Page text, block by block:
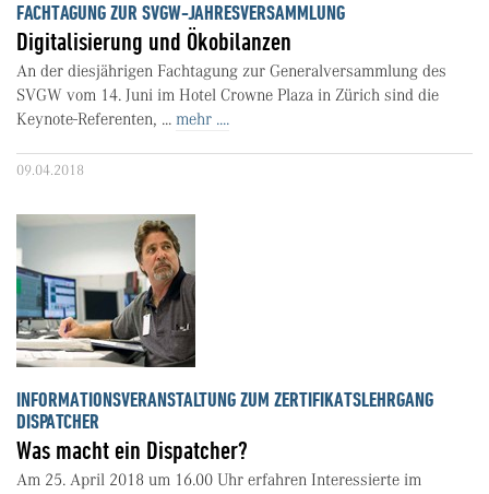
FACHTAGUNG ZUR SVGW-JAHRESVERSAMMLUNG
Digitalisierung und Ökobilanzen
An der diesjährigen Fachtagung zur Generalversammlung des
SVGW vom 14. Juni im Hotel Crowne Plaza in Zürich sind die
Keynote-Referenten, ... mehr ....
09.04.2018
INFORMATIONSVERANSTALTUNG ZUM ZERTIFIKATSLEHRGANG
DISPATCHER
Was macht ein Dispatcher?
Am 25. April 2018 um 16.00 Uhr erfahren Interessierte im